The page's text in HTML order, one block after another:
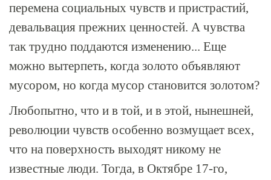
перемена социальных чувств и пристрастий,
девальвация прежних ценностей. А чувства
так трудно поддаются изменению... Еще
можно вытерпеть, когда золото объявляют
мусором, но когда мусор становится золотом?
Любопытно, что и в той, и в этой, нынешней,
революции чувств особенно возмущает всех,
что на поверхность выходят никому не
известные люди. Тогда, в Октябре 17-го,